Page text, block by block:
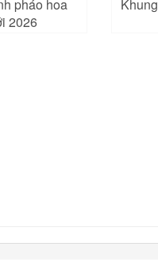
pháo hoa
2026